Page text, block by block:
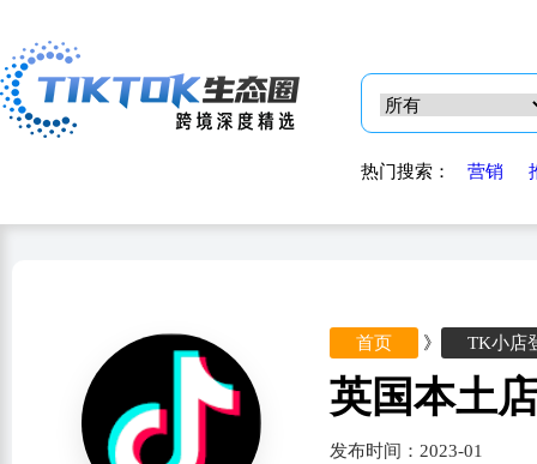
热门搜索： 营销
首页 》 TK小店
英国本土
发布时间：2023-01